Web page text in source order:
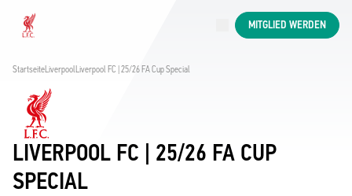
Now live
MITGLIED WERDEN
StartseiteLiverpoolLiverpool FC | 25/26 FA Cup Special
LIVERPOOL FC | 25/26 FA CUP
SPECIAL